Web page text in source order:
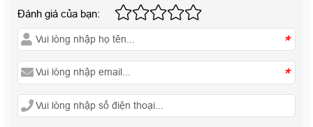
Đánh giá của bạn:
*
*